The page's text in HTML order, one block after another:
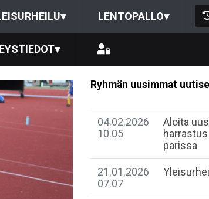
▾ LENTOPALLO▾
▾
Ryhmän uusimmat
04.02.2026
10.05
Aloita
parissa
21.01.2026
07.07